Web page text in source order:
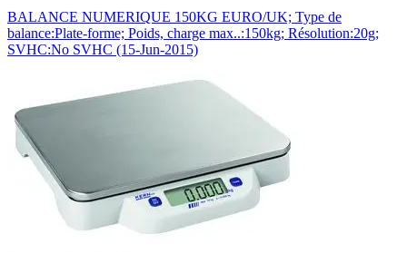
BALANCE NUMERIQUE 150KG EURO/UK; Type de
balance:Plate-forme; Poids, charge max..:150kg; Résolution:20g;
SVHC:No SVHC (15-Jun-2015)